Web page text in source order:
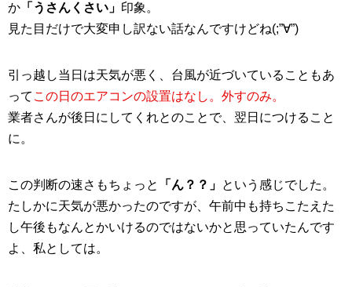
か 「うさんくさい」 印象。
見た目だけで大変申し訳ない話なんですけどね(;”∀”)
引っ越し当日は天気が悪く、台風が近づいていることもあ
って この日のエアコンの設置はなし。外すのみ。
業者さんが後日にしてくれとのことで、翌日につけること
に。
この判断の速さもちょっと 「ん？？」 という感じでした。
たしかに天気が悪かったのですが、午前中も持ちこたえた
し午後もなんとかいけるのではないかと思っていたんです
よ、私としては。